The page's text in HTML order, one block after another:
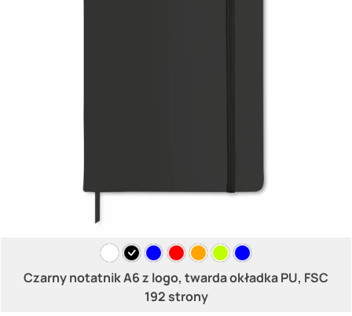
Czarny notatnik A6 z logo, twarda okładka PU, FSC
192 strony